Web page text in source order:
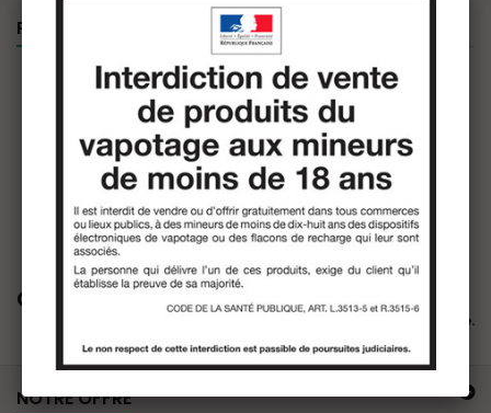
PROMOTIONS
Call Me BIGGY
Il n'y a aucun produit dans cette catégorie.
NOTRE OFFRE